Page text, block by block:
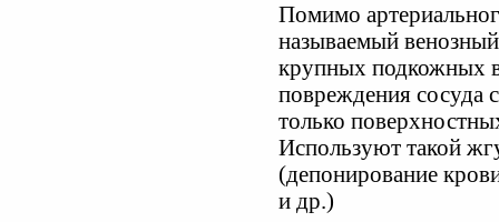
Помимо
называемый
крупных подкожных
повреждения сосуда
только
Используют такой
(депонирование
и др.)